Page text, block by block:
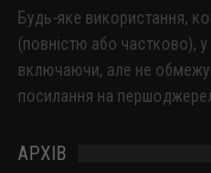
Будь-яке використання,
(повністю або частково), у
включаючи, але не
посилання на
АРХІВ